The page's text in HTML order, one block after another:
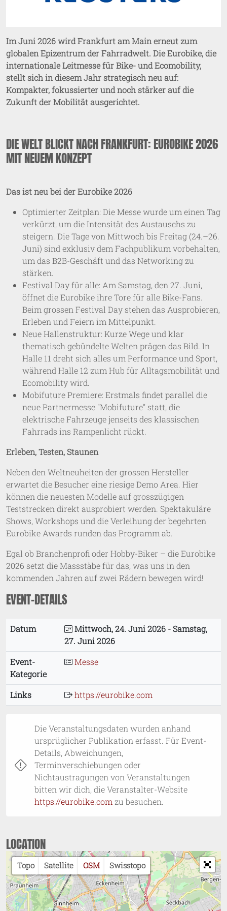
Im Juni 2026 wird Frankfurt am Main erneut zum
globalen Epizentrum der Fahrradwelt. Die Eurobike, die
internationale Leitmesse für Bike- und Ecomobility,
stellt sich in diesem Jahr strategisch neu auf:
Kompakter, fokussierter und noch stärker auf die
Zukunft der Mobilität ausgerichtet.
DIE WELT BLICKT NACH FRANKFURT: EUROBIKE 2026
MIT NEUEM KONZEPT
Das ist neu bei der Eurobike 2026
Optimierter Zeitplan: Die Messe wurde um einen Tag
verkürzt, um die Intensität des Austauschs zu
steigern. Die Tage von Mittwoch bis Freitag (24.–26.
Juni) sind exklusiv dem Fachpublikum vorbehalten,
um das B2B-Geschäft und das Networking zu
stärken.
Festival Day für alle: Am Samstag, den 27. Juni,
öffnet die Eurobike ihre Tore für alle Bike-Fans.
Beim grossen Festival Day stehen das Ausprobieren,
Erleben und Feiern im Mittelpunkt.
Neue Hallenstruktur: Kurze Wege und klar
thematisch gebündelte Welten prägen das Bild. In
Halle 11 dreht sich alles um Performance und Sport,
während Halle 12 zum Hub für Alltagsmobilität und
Ecomobility wird.
Mobifuture Premiere: Erstmals findet parallel die
neue Partnermesse "Mobifuture" statt, die
elektrische Fahrzeuge jenseits des klassischen
Fahrrads ins Rampenlicht rückt.
Erleben, Testen, Staunen
Neben den Weltneuheiten der grossen Hersteller
erwartet die Besucher eine riesige Demo Area. Hier
können die neuesten Modelle auf grosszügigen
Teststrecken direkt ausprobiert werden. Spektakuläre
Shows, Workshops und die Verleihung der begehrten
Eurobike Awards runden das Programm ab.
Egal ob Branchenprofi oder Hobby-Biker – die Eurobike
2026 setzt die Massstäbe für das, was uns in den
kommenden Jahren auf zwei Rädern bewegen wird!
EVENT-DETAILS
Datum
Mittwoch, 24. Juni 2026 - Samstag,
27. Juni 2026
Event-
Kategorie
Messe
Links https://eurobike.com
Die Veranstaltungsdaten wurden anhand
ursprüglicher Publikation erfasst. Für Event-
Details, Abweichungen,
Terminverschiebungen oder
Nichtaustragungen von Veranstaltungen
bitten wir dich, die Veranstalter-Website
https://eurobike.com zu besuchen.
LOCATION
Topo Satellite OSM Swisstopo